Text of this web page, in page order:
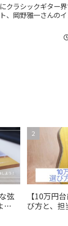
クラシックギター
、岡野雅一さんの
弦
【10万円
び方と、